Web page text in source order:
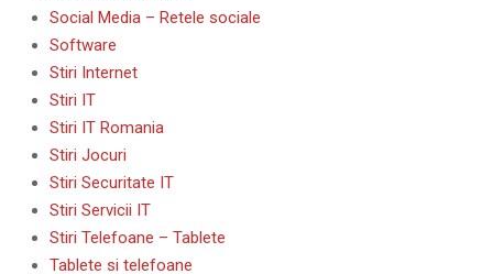
Social Media – Retele sociale
Software
Stiri Internet
Stiri IT
Stiri IT Romania
Stiri Jocuri
Stiri Securitate IT
Stiri Servicii IT
Stiri Telefoane – Tablete
Tablete si telefoane